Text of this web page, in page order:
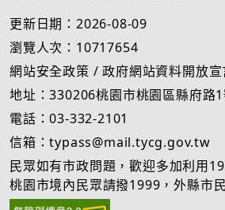
更新日期：2026-08-09
瀏覽人次：10717654
網站安全政策 /政府網站資料開放宣
地址：330206桃園市桃園區縣府路
電話：03-332-2101
信箱：typass@mail.tycg.gov.tw
民眾如有市政問題，歡迎多加利用
桃園市境內民眾請撥1999，外縣市